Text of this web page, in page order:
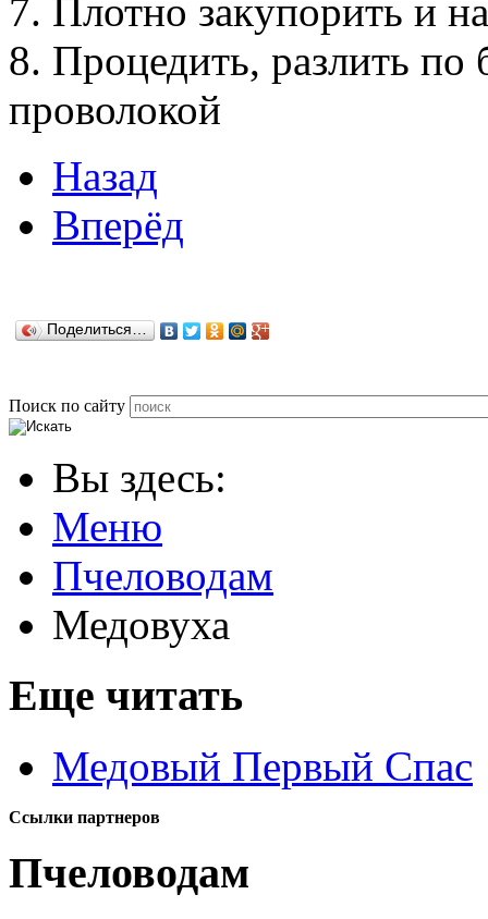
7. Плотно закyпоpить и
8. Пpоцедить, pазлить по
пpоволокой
Назад
Вперёд
Поделиться…
Поиск по сайту
Вы здесь:
Меню
Пчеловодам
Медовуха
Еще читать
Медовый Первый Спас
Ссылки партнеров
Пчеловодам